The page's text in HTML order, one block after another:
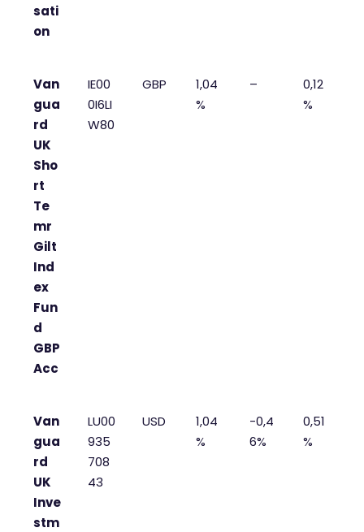
sati
on
Van
gua
rd
UK
Sho
rt
Te
mr
Gilt
Ind
ex
Fun
d
GBP
Acc
IE00
0I6LI
W80
GBP
1,04
%
–
0,12
%
Van
gua
rd
UK
Inve
stm
LU00
935
708
43
USD
1,04
%
-0,4
6%
0,51
%